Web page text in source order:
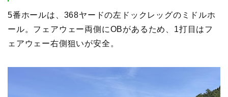
5番ホールは、368ヤードの左ドックレッグのミドルホ
ール。フェアウェー両側にOBがあるため、1打目はフ
ェアウェー右側狙いが安全。